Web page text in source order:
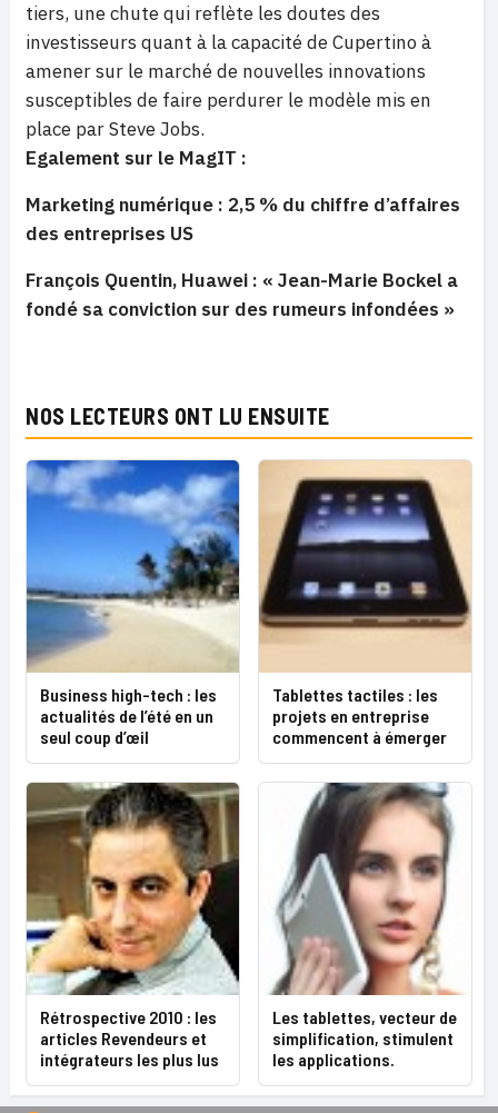
tiers, une chute qui reflète les doutes des
investisseurs quant à la capacité de Cupertino à
amener sur le marché de nouvelles innovations
susceptibles de faire perdurer le modèle mis en
place par Steve Jobs.
Egalement sur le MagIT :
Marketing numérique : 2,5 % du chiffre d’affaires
des entreprises US
François Quentin, Huawei : « Jean-Marie Bockel a
fondé sa conviction sur des rumeurs infondées »
NOS LECTEURS ONT LU ENSUITE
Business high-tech : les
actualités de l’été en un
seul coup d’œil
Tablettes tactiles : les
projets en entreprise
commencent à émerger
Rétrospective 2010 : les
articles Revendeurs et
intégrateurs les plus lus
Les tablettes, vecteur de
simplification, stimulent
les applications.